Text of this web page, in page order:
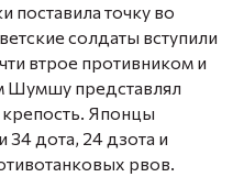
поставила точку во
солдаты вступили
втрое противником и
Шумшу представлял
Японцы
34 дота, 24 дзота и
рвов.